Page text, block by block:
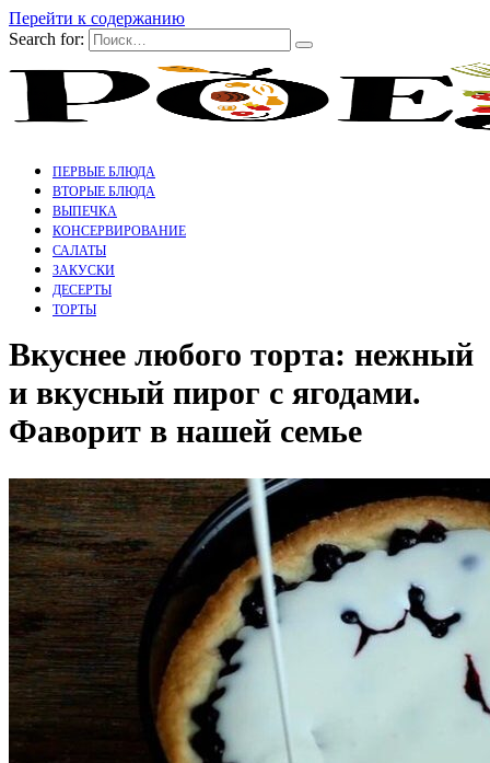
Перейти к содержанию
Search for:
ПЕРВЫЕ БЛЮДА
ВТОРЫЕ БЛЮДА
ВЫПЕЧКА
КОНСЕРВИРОВАНИЕ
САЛАТЫ
ЗАКУСКИ
ДЕСЕРТЫ
ТОРТЫ
Вкуснее любого торта: нежный
и вкусный пирог с ягодами.
Фаворит в нашей семье